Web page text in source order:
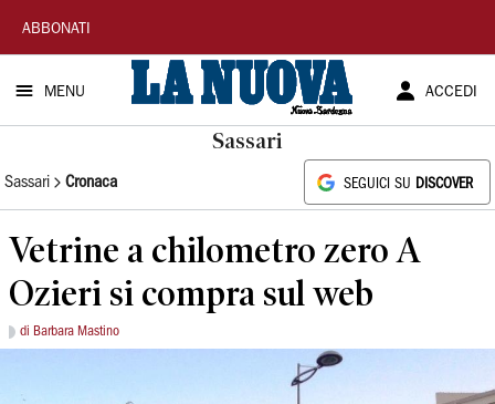
La
Nuova
Sardegna
ABBONATI
MENU ACCEDI
Sassari
Sassari Cronaca SEGUICI SU DISCOVER
Vetrine a chilometro zero A
Ozieri si compra sul web
di Barbara Mastino